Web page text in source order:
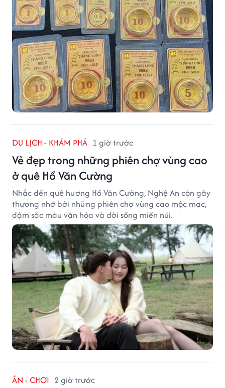
DU LỊCH - KHÁM PHÁ 1 giờ trước
Vẻ đẹp trong những phiên chợ vùng cao
ở quê Hồ Văn Cường
Nhắc đến quê hương Hồ Văn Cường, Nghệ An còn gây
thương nhớ bởi những phiên chợ vùng cao mộc mạc,
đậm sắc màu văn hóa và đời sống miền núi.
ĂN - CHƠI 2 giờ trước